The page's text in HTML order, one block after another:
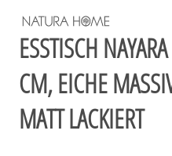
ESSTISCH
CM, EICHE
MATT LACKIERT